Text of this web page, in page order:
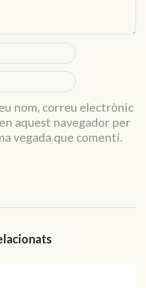
nom, correu electrònic
aquest navegador per
vegada que comenti.